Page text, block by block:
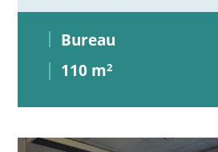
Bureau
110 m2